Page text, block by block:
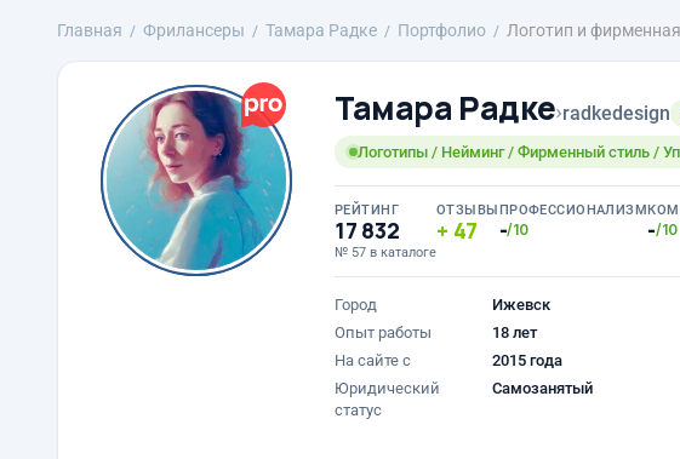
Главная Фрилансеры Тамара Радке Портфолио Логотип и
Тамара Радке›radkedesign
Логотипы / Нейминг / Фирменный стиль /
РЕЙТИНГ
17 832
№ 57 в каталоге
ОТЗЫВЫ
47
ПРОФЕССИОНАЛИЗМ
-/10 -/10
Город
Ижевск
Опыт работы
18 лет
На сайте с
2015 года
Юридический
статус
Самозанятый